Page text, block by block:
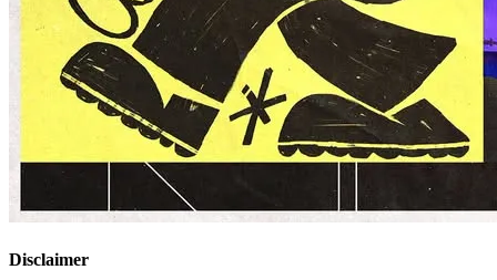
Disclaimer